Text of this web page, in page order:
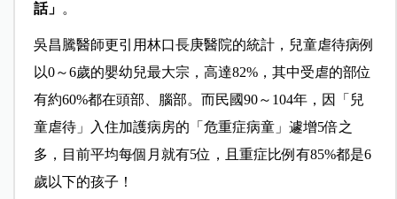
話」 。
吳昌騰醫師更引用林口長庚醫院的統計，兒童虐待病例
以0～6歲的嬰幼兒最大宗，高達82%，其中受虐的部位
有約60%都在頭部、腦部。而民國90～104年，因「兒
童虐待」入住加護病房的「危重症病童」遽增5倍之
多，目前平均每個月就有5位，且重症比例有85%都是6
歲以下的孩子！